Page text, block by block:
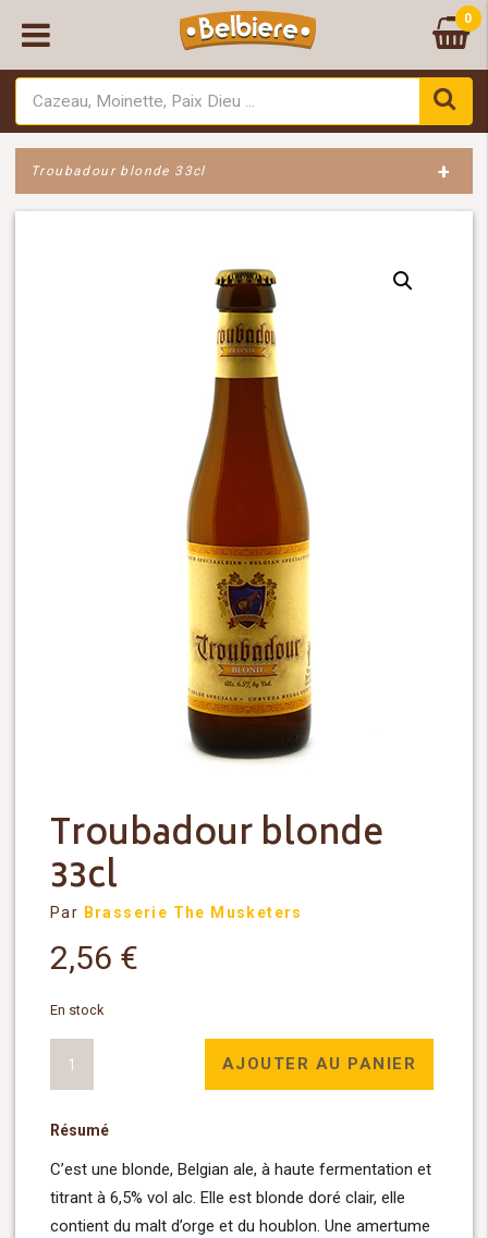
0
Troubadour blonde 33cl +
Troubadour blonde
33cl
Par Brasserie The Musketers
2,56 €
En stock
blonde
33cl
AJOUTER AU PANIER
Résumé
C’est une blonde, Belgian ale, à haute fermentation et
titrant à 6,5% vol alc. Elle est blonde doré clair, elle
contient du malt d’orge et du houblon. Une amertume